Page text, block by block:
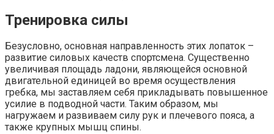
Тренировка силы
Безусловно, основная направленность этих лопаток –
развитие силовых качеств спортсмена. Существенно
увеличивая площадь ладони, являющейся основной
двигательной единицей во время осуществления
гребка, мы заставляем себя прикладывать повышенное
усилие в подводной части. Таким образом, мы
нагружаем и развиваем силу рук и плечевого пояса, а
также крупных мышц спины.